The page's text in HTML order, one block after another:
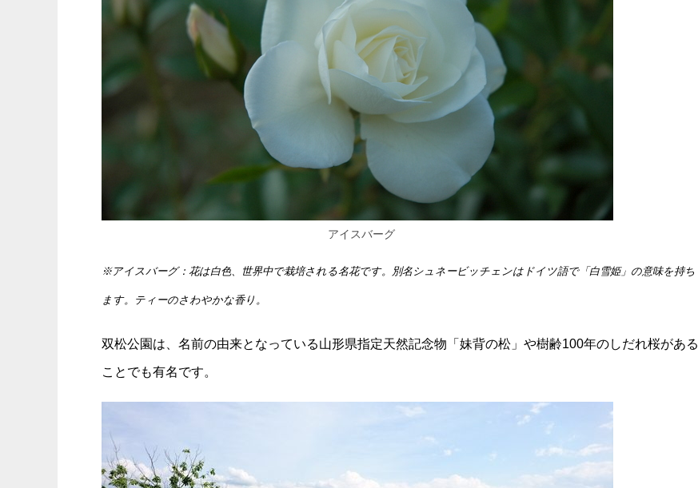
アイスバーグ
※アイスバーグ：花は白色、世界中で栽培される名花です。別名シュネービッチェンはドイツ語で「白雪姫」の意味を持ち
ます。ティーのさわやかな香り。
双松公園は、名前の由来となっている山形県指定天然記念物「妹背の松」や樹齢100年のしだれ桜がある
ことでも有名です。